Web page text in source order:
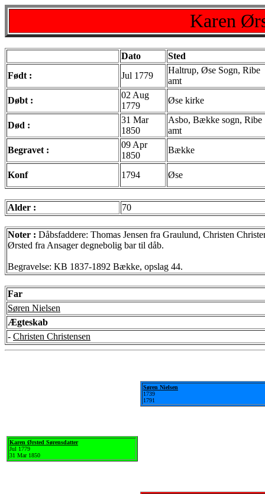
Karen
Dato
Sted
Født :
Jul 1779
Haltrup, Øse Sogn, Ribe
amt
Døbt :
02 Aug
1779
Øse kirke
Død :
31 Mar
1850
Asbo, Bække sogn, Ribe
amt
Begravet :
09 Apr
1850
Bække
Konf 1794 Øse
Alder : 70
Noter : Dåbsfaddere: Thomas Jensen fra Graulund, Christen
Ørsted fra Ansager degnebolig bar til dåb.
Begravelse: KB 1837-1892 Bække, opslag 44.
Far
Søren Nielsen
Ægteskab
- Christen Christensen
Karen Ørsted Sørensdatter
Jul 1779
31 Mar 1850
Søren Nielsen
1739
1791